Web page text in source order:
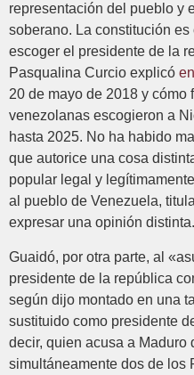
representación del pueblo y
soberano. La constitución
escoger el presidente de la
Pasqualina Curcio explicó
20 de mayo de 2018 y cómo
venezolanas escogieron a
hasta 2025. No ha habido
que autorice una cosa
popular legal y
al pueblo de Venezuela,
expresar una opinión distinta.
Guaidó, por otra parte, al
presidente de la república
según dijo montado en una
sustituido como presidente
decir, quien acusa a Maduro
simultáneamente dos de los